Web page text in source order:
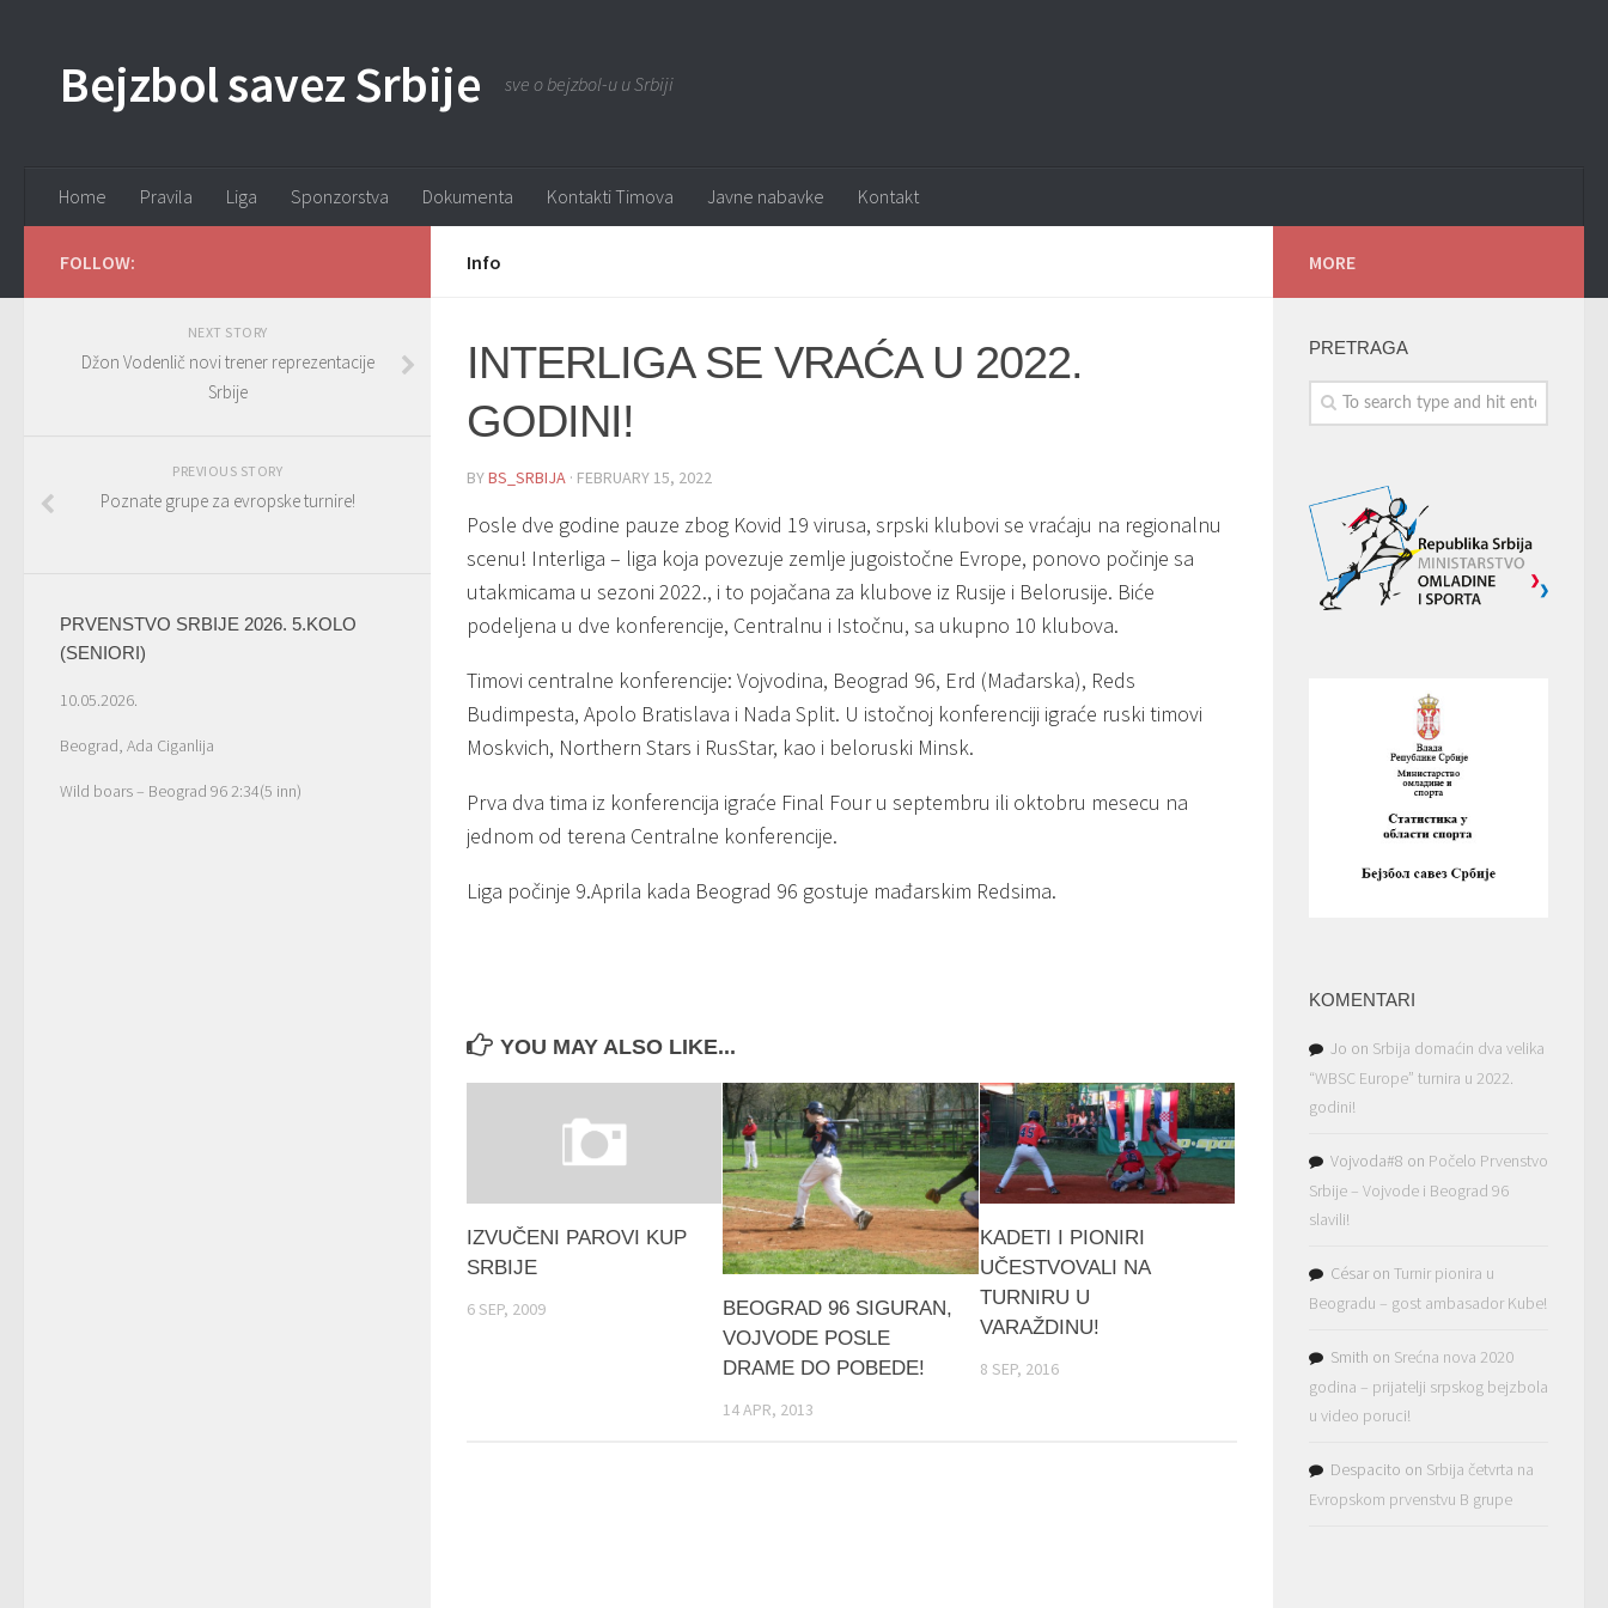
Bejzbol savez Srbije sve o bejzbol-u u Srbiji
Home Pravila Liga Sponzorstva Dokumenta Kontakti Timova Javne nabavke Kontakt
Info
INTERLIGA SE VRAĆA U 2022.
GODINI!
BYBS_SRBIJA · FEBRUARY 15, 2022
Posle dve godine pauze zbog Kovid 19 virusa, srpski klubovi se vraćaju na regionalnu
scenu! Interliga – liga koja povezuje zemlje jugoistočne Evrope, ponovo počinje sa
utakmicama u sezoni 2022., i to pojačana za klubove iz Rusije i Belorusije. Biće
podeljena u dve konferencije, Centralnu i Istočnu, sa ukupno 10 klubova.
Timovi centralne konferencije: Vojvodina, Beograd 96, Erd (Mađarska), Reds
Budimpesta, Apolo Bratislava i Nada Split. U istočnoj konferenciji igraće ruski timovi
Moskvich, Northern Stars i RusStar, kao i beloruski Minsk.
Prva dva tima iz konferencija igraće Final Four u septembru ili oktobru mesecu na
jednom od terena Centralne konferencije.
Liga počinje 9.Aprila kada Beograd 96 gostuje mađarskim Redsima.
YOU MAY ALSO LIKE...
IZVUČENI PAROVI KUP
SRBIJE
6 SEP, 2009
BEOGRAD 96 SIGURAN,
VOJVODE POSLE
DRAME DO POBEDE!
14 APR, 2013
KADETI I PIONIRI
UČESTVOVALI NA
TURNIRU U
VARAŽDINU!
8 SEP, 2016
FOLLOW:
NEXT STORY
Džon Vodenlič novi trener reprezentacije
Srbije
PREVIOUS STORY
Poznate grupe za evropske turnire!
PRVENSTVO SRBIJE 2026. 5.KOLO
(SENIORI)
10.05.2026.
Beograd, Ada Ciganlija
Wild boars – Beograd 96 2:34(5 inn)
MORE
PRETRAGA
KOMENTARI
Jo on Srbija domaćin dva velika
“WBSC Europe” turnira u 2022.
godini!
Vojvoda#8 on Počelo Prvenstvo
Srbije – Vojvode i Beograd 96
slavili!
César on Turnir pionira u
Beogradu – gost ambasador Kube!
Smith on Srećna nova 2020
godina – prijatelji srpskog bejzbola
u video poruci!
Despacito on Srbija četvrta na
Evropskom prvenstvu B grupe